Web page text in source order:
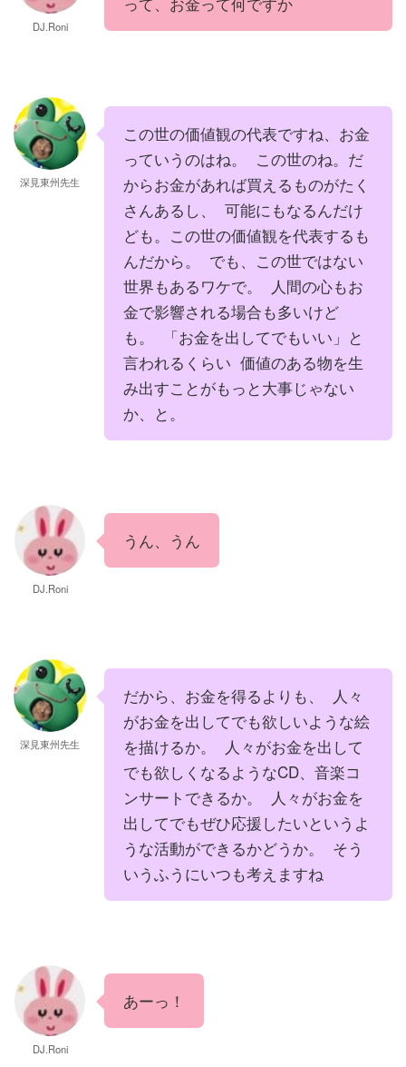
DJ.Roni
深見東州先生
この世の価値観の代表ですね、お金
っていうのはね。 この世のね。だ
からお金があれば買えるものがたく
さんあるし、 可能にもなるんだけ
ども。この世の価値観を代表するも
んだから。 でも、この世ではない
世界もあるワケで。 人間の心もお
金で影響される場合も多いけど
も。 「お金を出してでもいい」と
言われるくらい 価値のある物を生
み出すことがもっと大事じゃない
か、と。
DJ.Roni
うん、うん
深見東州先生
だから、お金を得るよりも、 人々
がお金を出してでも欲しいような絵
を描けるか。 人々がお金を出して
でも欲しくなるようなCD、音楽コ
ンサートできるか。 人々がお金を
出してでもぜひ応援したいというよ
うな活動ができるかどうか。 そう
いうふうにいつも考えますね
DJ.Roni
あーっ！